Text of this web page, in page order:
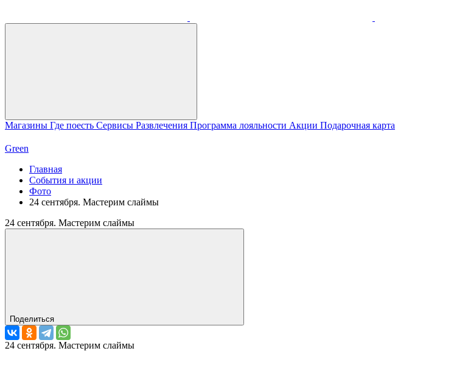
Магазины Где поесть Сервисы Развлечения Программа лояльности Акции Подарочная карта
Green
Главная
События и акции
Фото
24 сентября. Мастерим слаймы
24 сентября. Мастерим слаймы
Поделиться
24 сентября. Мастерим слаймы